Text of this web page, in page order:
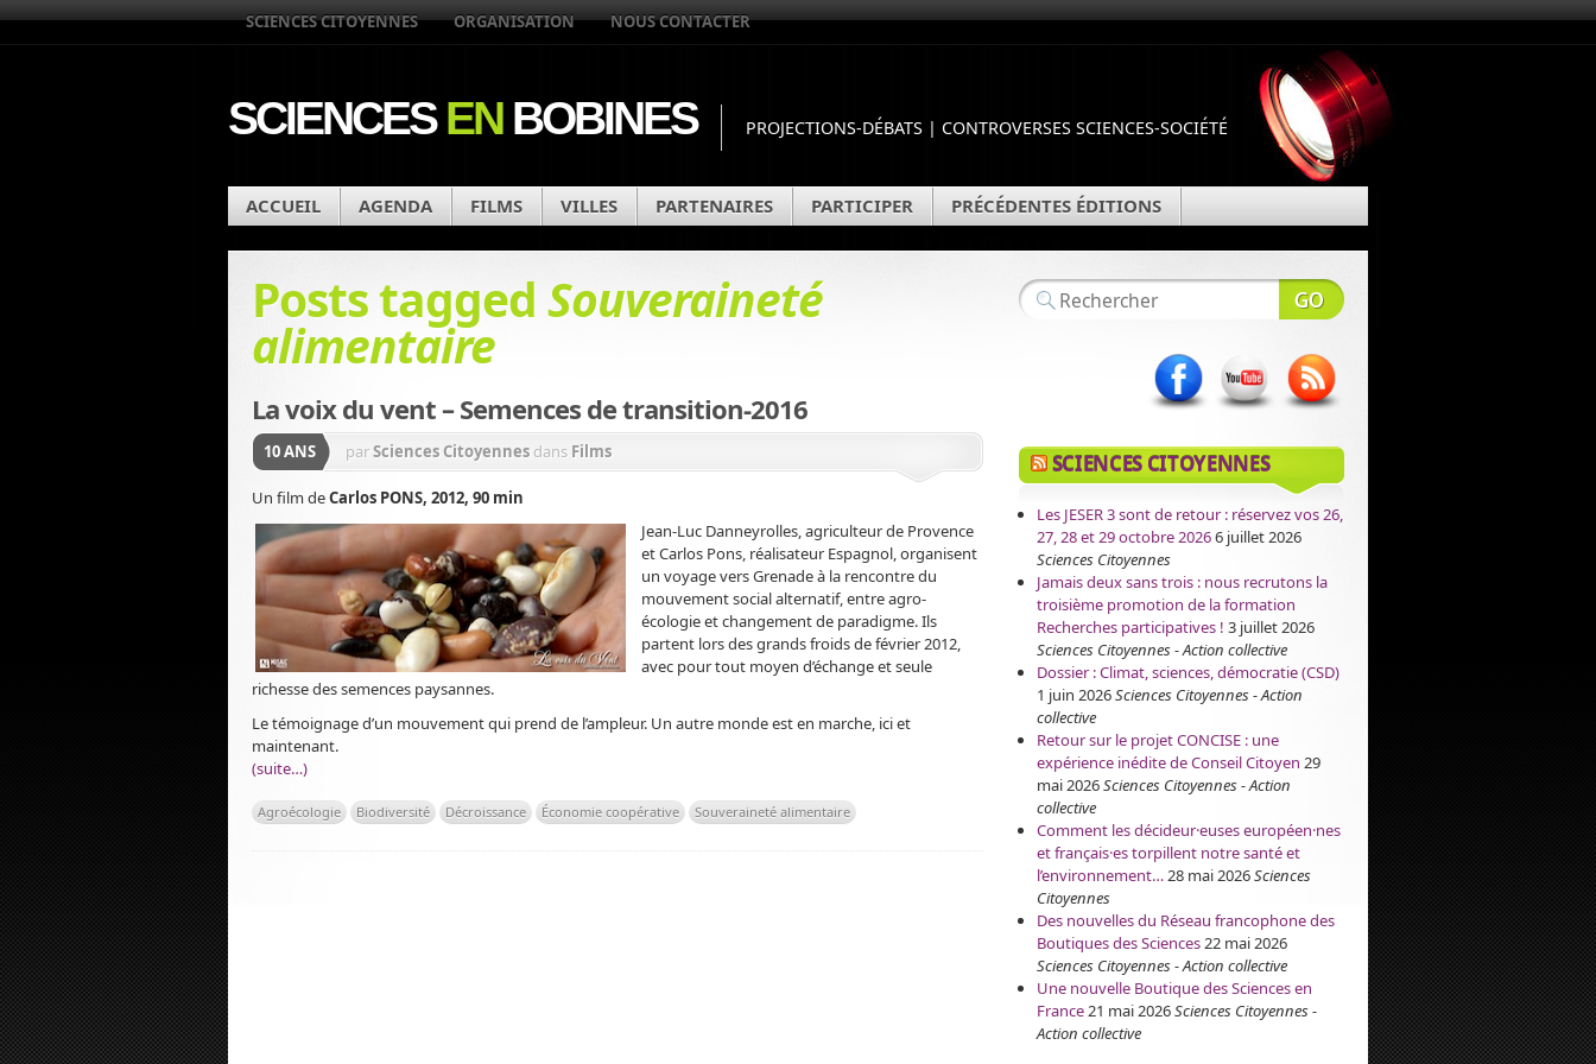
SCIENCES CITOYENNES ORGANISATION NOUS CONTACTER
SCIENCESENBOBINES PROJECTIONS-DÉBATS | CONTROVERSES SCIENCES-SOCIÉTÉ
ACCUEIL AGENDA FILMS VILLES PARTENAIRES PARTICIPER PRÉCÉDENTES ÉDITIONS
Posts tagged Souveraineté
alimentaire
La voix du vent – Semences de transition-2016
10 ANS parSciences Citoyennes dans Films
Un film deCarlos PONS, 2012, 90 min
Jean-Luc Danneyrolles, agriculteur de Provence
et Carlos Pons, réalisateur Espagnol, organisent
un voyage vers Grenade à la rencontre du
mouvement social alternatif, entre agro-
écologie et changement de paradigme. Ils
partent lors des grands froids de février 2012,
avec pour tout moyen d’échange et seule
richesse des semences paysannes.
Le témoignage d’un mouvement qui prend de l’ampleur. Un autre monde est en marche, ici et
maintenant.
(suite…)
Agroécologie Biodiversité Décroissance Économie coopérative Souveraineté alimentaire
SCIENCES CITOYENNES
Les JESER 3 sont de retour : réservez vos 26,
27, 28 et 29 octobre 20266 juillet 2026
Sciences Citoyennes
Jamais deux sans trois : nous recrutons la
troisième promotion de la formation
Recherches participatives ! 3 juillet 2026
Sciences Citoyennes - Action collective
Dossier : Climat, sciences, démocratie (CSD)
1 juin 2026Sciences Citoyennes - Action
collective
Retour sur le projet CONCISE : une
expérience inédite de Conseil Citoyen 29
mai 2026Sciences Citoyennes - Action
collective
Comment les décideur·euses européen·nes
et français·es torpillent notre santé et
l’environnement…28 mai 2026Sciences
Citoyennes
Des nouvelles du Réseau francophone des
Boutiques des Sciences22 mai 2026
Sciences Citoyennes - Action collective
Une nouvelle Boutique des Sciences en
France21 mai 2026Sciences Citoyennes -
Action collective